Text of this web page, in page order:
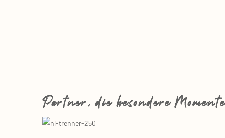
Partner, die besondere